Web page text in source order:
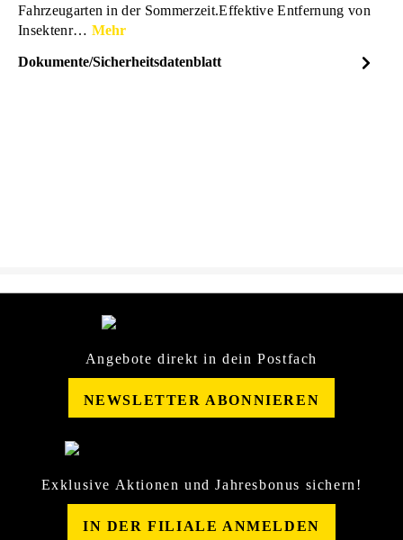
Fahrzeugarten in der Sommerzeit.Effektive Entfernung von
Insektenr… Mehr
Dokumente/Sicherheitsdatenblatt
Angebote direkt in dein Postfach
NEWSLETTER ABONNIEREN
Exklusive Aktionen und Jahresbonus sichern!
IN DER FILIALE ANMELDEN